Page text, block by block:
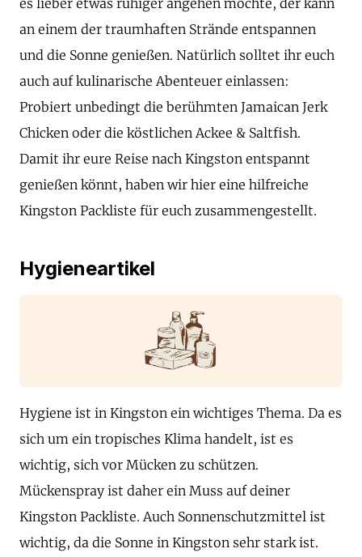
es lieber etwas ruhiger angehen möchte, der kann
an einem der traumhaften Strände entspannen
und die Sonne genießen. Natürlich solltet ihr euch
auch auf kulinarische Abenteuer einlassen:
Probiert unbedingt die berühmten Jamaican Jerk
Chicken oder die köstlichen Ackee & Saltfish.
Damit ihr eure Reise nach Kingston entspannt
genießen könnt, haben wir hier eine hilfreiche
Kingston Packliste für euch zusammengestellt.
Hygieneartikel
Hygiene ist in Kingston ein wichtiges Thema. Da es
sich um ein tropisches Klima handelt, ist es
wichtig, sich vor Mücken zu schützen.
Mückenspray ist daher ein Muss auf deiner
Kingston Packliste. Auch Sonnenschutzmittel ist
wichtig, da die Sonne in Kingston sehr stark ist.